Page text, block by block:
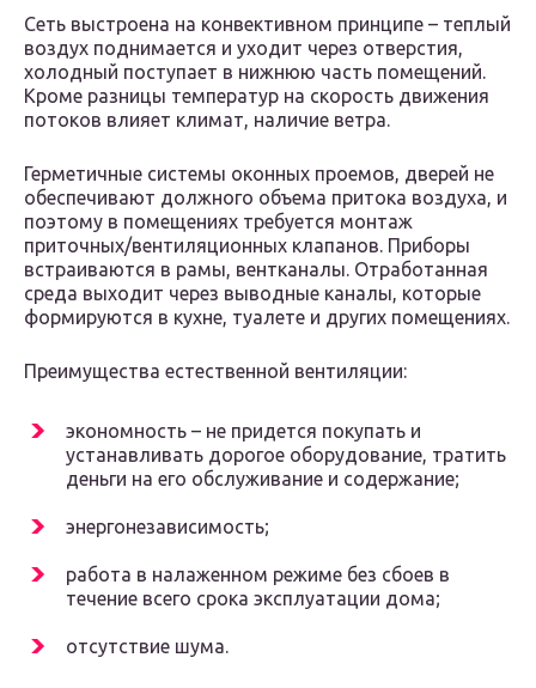
Сеть выстроена на конвективном принципе – теплый
воздух поднимается и уходит через отверстия,
холодный поступает в нижнюю часть помещений.
Кроме разницы температур на скорость движения
потоков влияет климат, наличие ветра.
Герметичные системы оконных проемов, дверей не
обеспечивают должного объема притока воздуха, и
поэтому в помещениях требуется монтаж
приточных/вентиляционных клапанов. Приборы
встраиваются в рамы, вентканалы. Отработанная
среда выходит через выводные каналы, которые
формируются в кухне, туалете и других помещениях.
Преимущества естественной вентиляции:
экономность – не придется покупать и
устанавливать дорогое оборудование, тратить
деньги на его обслуживание и содержание;
энергонезависимость;
работа в налаженном режиме без сбоев в
течение всего срока эксплуатации дома;
отсутствие шума.